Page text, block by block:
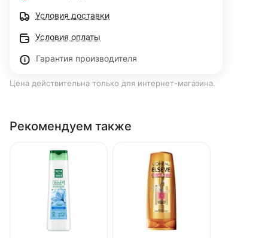
Условия доставки
Условия оплаты
Гарантия производителя
Цена действительна только для интернет-магазина.
Рекомендуем также